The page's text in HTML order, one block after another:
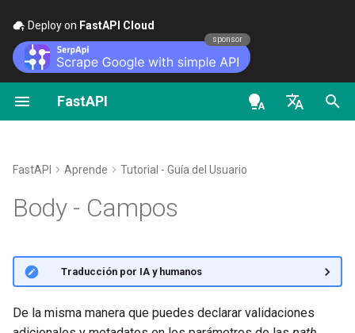
Deploy on FastAPI Cloud
sponsor
FastAPI
de - Deutsch
hi - हिन्दी
ja - 日本語
ko - 한국어
Importar Field
Resumen
Clases como dependencias
decoradores de path
operation
Dependencias Globales
Seguridad - Primeros pasos
y Bearer
hashing), Bearer con tokens
JWT
Transmitir datos
Path Operation
Códigos de Estado
Adicionales
Devolver una Response
Directamente
Response Personalizado -
Scopes de OAuth2
Sobre las versiones de
FastAPI Cloud
Sobre HTTPS
Manualmente
Implementación
General - Cómo Hacer -
Migra de Pydantic v1 a
GraphQL
Clase personalizada de
Request y APIRoute
OpenAPI condicional
FastAPI class
UploadFile class
Exceptions - HTTPException
and WebSocketException
Dependencies - Depends()
OpenAPI docs
FastAPI People
Translations
Plantilla Full Stack FastAPI
Alternativas, Inspiración y
Historia, Diseño y Futuro
Benchmarks
FastAPI Aprende Tutorial - Guía del Usuario
Body - Campos
🌐 Traducción por IA y humanos
De la misma manera que puedes declarar validaciones